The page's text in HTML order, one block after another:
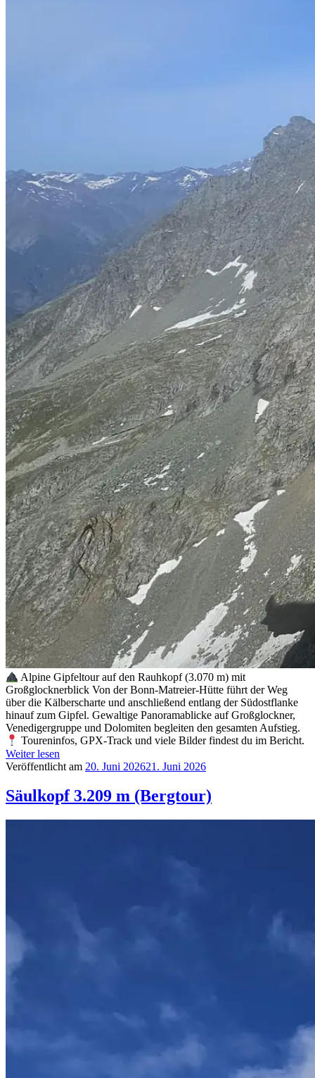
Alpine Gipfeltour auf den Rauhkopf (3.070 m) mit
Großglocknerblick Von der Bonn-Matreier-Hütte führt der Weg
über die Kälberscharte und anschließend entlang der Südostflanke
hinauf zum Gipfel. Gewaltige Panoramablicke auf Großglockner,
Venedigergruppe und Dolomiten begleiten den gesamten Aufstieg.
Toureninfos, GPX-Track und viele Bilder findest du im Bericht.
Weiter lesen
Veröffentlicht am 20. Juni 202621. Juni 2026
Säulkopf 3.209 m (Bergtour)